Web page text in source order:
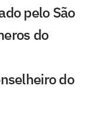
pelo São
do
do